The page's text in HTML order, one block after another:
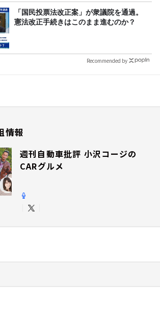
「国民投票法改正案」が衆議院を通過。
憲法改正手続きはこのまま進むのか？
Recommended by
情報
週刊自動車批評 小沢コージの
CARグルメ